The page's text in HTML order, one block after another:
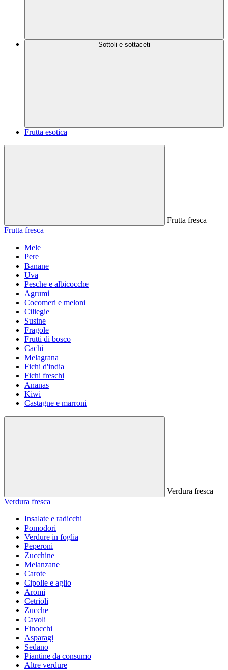
Sottoli e sottaceti
Frutta esotica
Frutta fresca
Frutta fresca
Mele
Pere
Banane
Uva
Pesche e albicocche
Agrumi
Cocomeri e meloni
Ciliegie
Susine
Fragole
Frutti di bosco
Cachi
Melagrana
Fichi d'india
Fichi freschi
Ananas
Kiwi
Castagne e marroni
Verdura fresca
Verdura fresca
Insalate e radicchi
Pomodori
Verdure in foglia
Peperoni
Zucchine
Melanzane
Carote
Cipolle e aglio
Aromi
Cetrioli
Zucche
Cavoli
Finocchi
Asparagi
Sedano
Piantine da consumo
Altre verdure